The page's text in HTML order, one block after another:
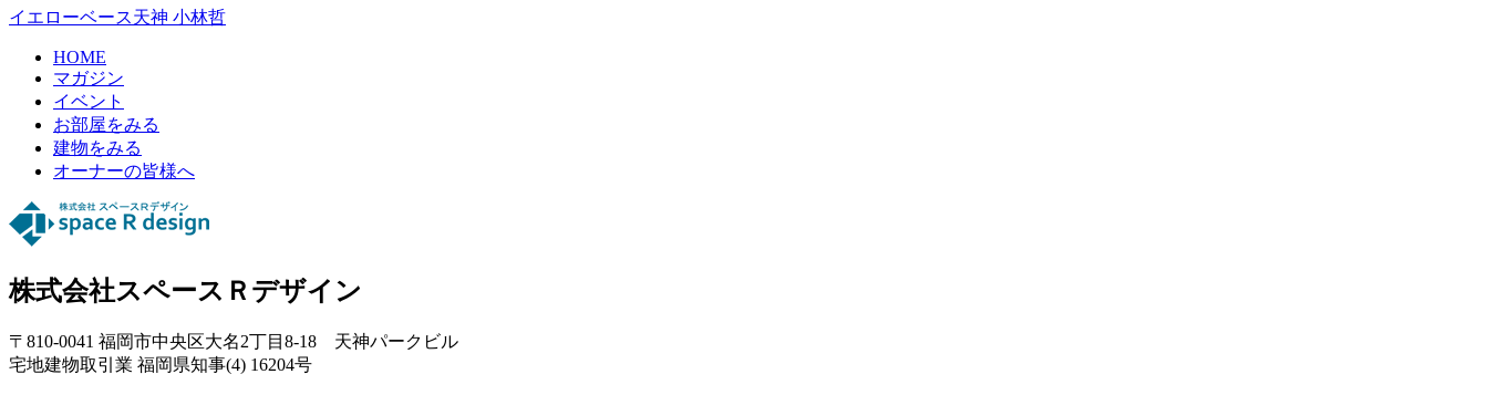
イエローベース天神 小林哲
HOME
マガジン
イベント
お部屋をみる
建物をみる
オーナーの皆様へ
株式会社スペースＲデザイン
〒810-0041 福岡市中央区大名2丁目8-18 天神パークビル
宅地建物取引業 福岡県知事(4) 16204号